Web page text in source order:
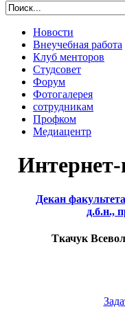
Новости
Внеучебная работа
Клуб менторов
Студсовет
Форум
Фотогалерея
сотрудникам
Профком
Медиацентр
Декан
д.б.н.,
Ткачук